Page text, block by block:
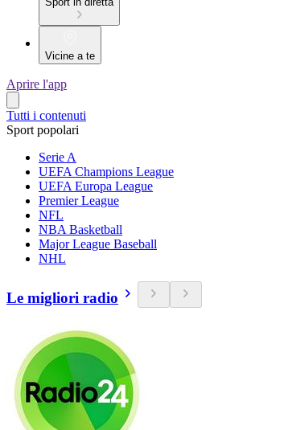
Vicine a te
Aprire l'app
Tutti i contenuti
Sport popolari
Serie A
UEFA Champions League
UEFA Europa League
Premier League
NFL
NBA Basketball
Major League Baseball
NHL
Le migliori radio